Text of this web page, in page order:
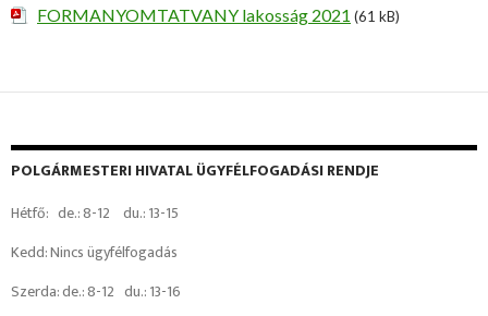
FORMANYOMTATVANY lakosság 2021 (61 kB)
POLGÁRMESTERI HIVATAL ÜGYFÉLFOGADÁSI RENDJE
Hétfő: de.: 8-12 du.: 13-15
Kedd: Nincs ügyfélfogadás
Szerda: de.: 8-12 du.: 13-16